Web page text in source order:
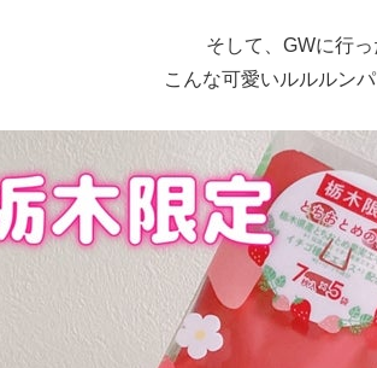
そして、GWに行
こんな可愛いルルルン